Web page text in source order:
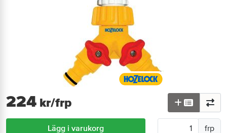
224 kr/frp
Lägg i varukorg frp